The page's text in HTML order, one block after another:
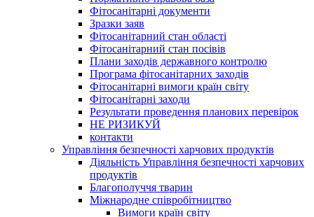
Фітосанітарні документи
Зразки заяв
Фітосанітарний стан області
Фітосанітарний стан посівів
Плани заходів державного контролю
Програма фітосанітарних заходів
Фітосанітарні вимоги країн світу
Фітосанітарні заходи
Результати проведення планових перевірок
НЕ РИЗИКУЙ
контакти
Управління безпечності харчових продуктів
Діяльність Управління безпечності харчових
продуктів
Благополуччя тварин
Міжнародне співробітництво
Вимоги країн світу